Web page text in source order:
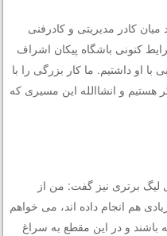
میان کادر مدیریتی و کادرفنی
کنونی باشگاه پیکان اشراف
او داشتیم. ما کار بزرگی را با
هستیم و انشاالله این مسیری که
برتری نیز گفت: من از
هم انجام داده اند، می خواهم
و در این مقطع به سراغ